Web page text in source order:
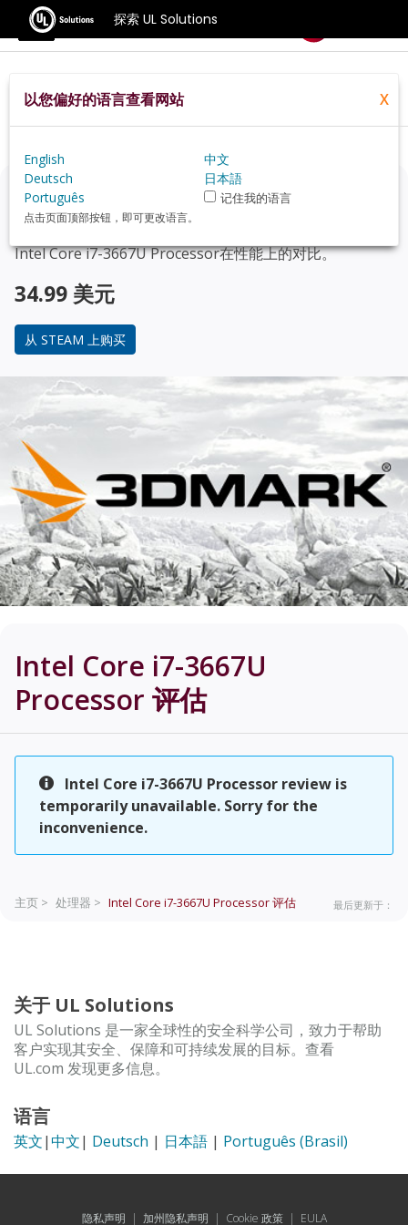
探索 UL Solutions
基准测试
Home Zh Hans Hardware
Intel+Core+i7 3667U+Processor
Review
正在考虑升级？
Intel Core i7-3667U Processor在性能上的对比。
34.99 美元
从 STEAM 上购买
Intel Core i7-3667U
Processor 评估
Intel Core i7-3667U Processor review is
temporarily unavailable. Sorry for the
inconvenience.
主页 > 处理器 > Intel Core i7-3667U Processor评估 最后更新于：
关于 UL Solutions
UL Solutions 是一家全球性的安全科学公司，致力于帮助
客户实现其安全、保障和可持续发展的目标。查看
UL.com 发现更多信息。
语言
英文|中文| Deutsch | 日本語 | Português (Brasil)
隐私声明 | 加州隐私声明 | Cookie 政策| EULA
以您偏好的语言查看网站 X
English
中文
Deutsch
日本語
Português
记住我的语言
点击页面顶部按钮，即可更改语言。